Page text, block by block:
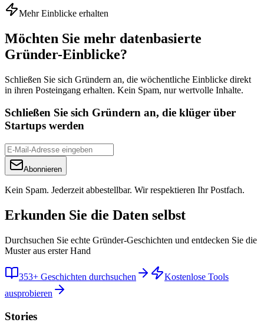
Mehr Einblicke erhalten
Möchten Sie mehr datenbasierte
Gründer-Einblicke?
Schließen Sie sich Gründern an, die wöchentliche Einblicke direkt
in ihren Posteingang erhalten. Kein Spam, nur wertvolle Inhalte.
Schließen Sie sich Gründern an, die klüger über
Startups werden
Abonnieren
Kein Spam. Jederzeit abbestellbar. Wir respektieren Ihr Postfach.
Erkunden Sie die Daten selbst
Durchsuchen Sie echte Gründer-Geschichten und entdecken Sie die
Muster aus erster Hand
353+ Geschichten durchsuchen
Kostenlose Tools
ausprobieren
Stories